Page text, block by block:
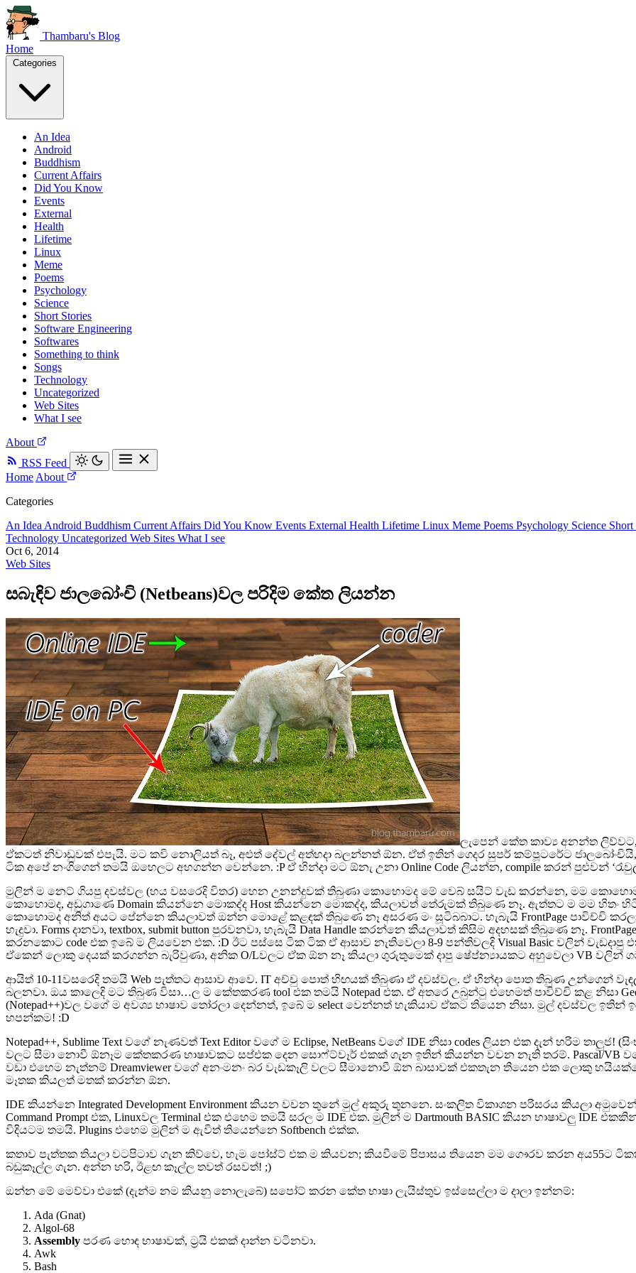
Thambaru's Blog
Home
An Idea
Android
Buddhism
Current Affairs
Did You Know
Events
External
Health
Lifetime
Linux
Meme
Poems
Psychology
Science
Short Stories
Software Engineering
Softwares
Something to think
Songs
Technology
Uncategorized
Web Sites
What I see
About
RSS Feed
Home About
Categories
An Idea Android Buddhism Current Affairs Did You Know Events External Health Lifetime Linux Meme Poems Psychology Science Short
Technology Uncategorized Web Sites What I see
Oct 6, 2014
Web Sites
සබැඳිව ජාලබෝංචි (Netbeans)වල පරිදිම කේත ලියන්න
ලැපෙන් කේත කාව්‍ය අනන්ත
ඒකටත් නිවාඩුවක් එපැයි. මට කවි නොලියත් බෑ, අළුත් දේවල් අත්හදා බලන්නත් ඕන. ඒත් ඉතින් ගෙදර සුපර් කම්පූටරේට
ටික අපේ නංගිගෙන් තමයි ඔහෙලට අහගන්න වෙන්නෙ. :P ඒ හින්දා මට ඕනැ උනා Online Code ලියන්න, compile කරන් පුළුවන්
මුලින් ම නෙට් ගියපු දවස්වල (හය වසරෙදි විතර) හෙන උනන්දුවක් තිබුණා කොහොමද මේ වෙබ් සයිට් වැඩ කරන්නෙ, මම
කොහොමද, අඩුගාණෙ Domain කියන්නෙ මොකද්ද Host කියන්නෙ මොකද්ද, කියලාවත් තේරුමක් තිබුණෙ නෑ. ඇත්තට ම මම හිතං
කොහොමද අනිත් අයට පේන්නෙ කියලාවත් ඔන්න මොළේ කළඳක් තිබුණෙ නෑ අසරණ මං සූටිබබාට. හැබැයි FrontPage පාවිච්චි
හැදුවා. Forms දානවා, textbox, submit button පුරවනවා, හැබැයි Data Handle කරන්නෙ කියලාවත් කිසිම අදහසක් තිබුණෙ නෑ.
කරනකොට code එක ඉබේ ම ලියවෙන එක. :D ඊට පස්ස‍ෙ ටික ටික ඒ ආසාව නැතිවෙලා 8-9 පන්තිවලදි Visual Basic වලින්
ඒකෙන් ලොකු දෙයක් කරගන්න බැරිවුණා, අනික O/Lවලට ඒක ඕන නෑ කියලා ගුරුතුමෙක් දාපු ෂේප්න්‍යායකට අහුවෙලා VB වලින්
ආයිත් 10-11වසරෙදි තමයි Web පැත්තට ආසාව ආවෙ. IT අච්චු පොත් හිඟයක් තිබුණා ඒ දවස්වල. ඒ හින්දා පොත තිබුණ උන්ගෙන්
බලනවා. ඔය කාලෙදි මට තිබුණ විසා…ල ම කේතකරණ tool එක තමයි Notepad එක. ඒ අතරෙ උබුන්ටු එහෙමත් පාවිච්චි කළ නිසා
(Notepad++)වල වගේ ම අවශ්‍ය භාෂාව තෝරලා දෙන්නත්, ඉබේ ම select වෙන්නත් හැකියාව ඒකට තියෙන නිසා. මුල් දවස්වල
හපන්කම! :D
Notepad++, Sublime Text වගේ නැණවත් Text Editor වගේ ම Eclipse, NetBeans වගේ IDE නිසා codes ලියන එක දැන් හරිම
වලට සීමා නොවී ඕනෑම කේතකරණ භාෂාවකට සප්එක දෙන සොෆ්ට්වෑර් එකක් ගැන ඉතින් කියන්න වචන නැති තරම්. Pascal/VB
වඩා එහෙම නැත්නම් Dreamviewer වගේ අනංමනං බර වැඩකෑලි වලට සීමානොවී ඕන බාසාවක් එකතැන තියෙන එක ලොකු
මෑතක කියලත් මතක් කරන්න ඕන.
IDE කියන්නෙ Integrated Development Environment කියන වචන තුනේ මුල් අකුරු තුනනෙ. සංකලිත විකාශන පරිසරය කියලා
Command Prompt එක, Linuxවල Terminal එක එහෙම තමයි සරල ම IDE එක. මුලින් ම Dartmouth BASIC කියන භාෂාවලු IDE
විදියටම තමයි. Plugins එහෙම මුලින් ම ඇවිත් තියෙන්නෙ Softbench එක්ක.
කතාව පැත්තක තියලා වටපිටාව ගැන කිව්වෙ, හැම පෝස්ට් එක ම කියවන; කියවීමේ පිපාසය තියෙන මම ගෞරව කරන අය55ට
බඩුකෑල්ල ගැන. අන්න හරි, ඊළඟ කෑල්ල තවත් රසවත්! ;)
ඔන්න මේ මෙව්වා එකේ (දැන්ම නම කියනු නොලැබේ) සපෝට් කරන කේත භාෂා ලැයිස්තුව ඉස්සෙල්ලා ම දාලා ඉන්නම්:
Ada (Gnat)
Algol-68
Assembly පරණ හොඳ භාෂාවක්, ට්‍රයි එකක් දාන්න වටිනවා.
Awk
Bash